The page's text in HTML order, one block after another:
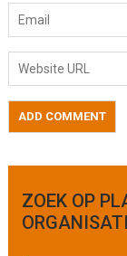
ZOEK OP